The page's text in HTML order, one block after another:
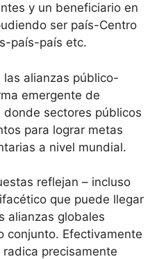
y un beneficiario en
ser país-Centro
país-país etc.
alianzas público-
emergente de
sectores públicos
para lograr metas
a nivel mundial.
reflejan – incluso
que puede llegar
alianzas globales
conjunto. Efectivamente
precisamente